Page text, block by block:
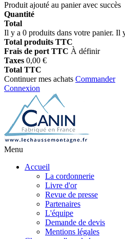
Produit ajouté au panier avec succès
Quantité
Total
Il y a 0 produits dans votre panier. Il
Total produits TTC
Frais de port TTC À définir
Taxes 0,00 €
Total TTC
Continuer mes achats Commander
Connexion
Menu
Accueil
La cordonnerie
Livre d'or
Revue de presse
Partenaires
L'équipe
Demande de devis
Mentions légales